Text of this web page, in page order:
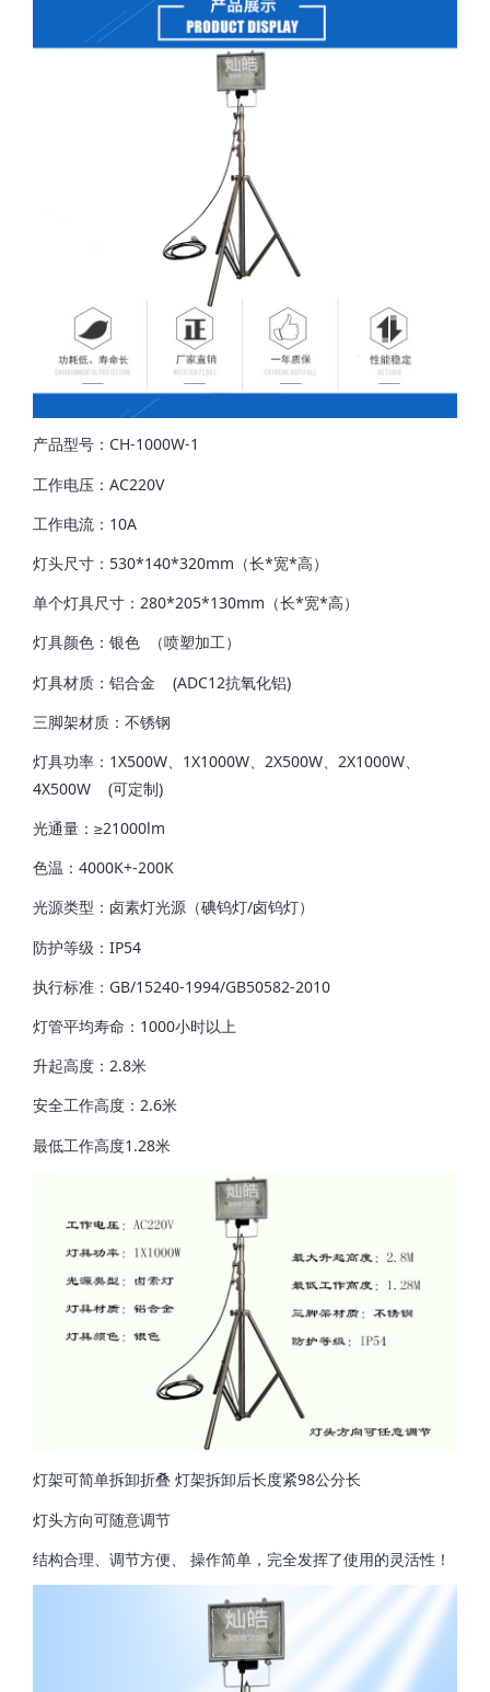
产品型号：CH-1000W-1
工作电压：AC220V
工作电流：10A
灯头尺寸：530*140*320mm（长*宽*高）
单个灯具尺寸：280*205*130mm（长*宽*高）
灯具颜色：银色 （喷塑加工）
灯具材质：铝合金 (ADC12抗氧化铝)
三脚架材质：不锈钢
灯具功率：1X500W、1X1000W、2X500W、2X1000W、
4X500W (可定制)
光通量：≥21000lm
色温：4000K+-200K
光源类型：卤素灯光源（碘钨灯/卤钨灯）
防护等级：IP54
执行标准：GB/15240-1994/GB50582-2010
灯管平均寿命：1000小时以上
升起高度：2.8米
安全工作高度：2.6米
最低工作高度1.28米
灯架可简单拆卸折叠 灯架拆卸后长度紧98公分长
灯头方向可随意调节
结构合理、调节方便、 操作简单，完全发挥了使用的灵活性！